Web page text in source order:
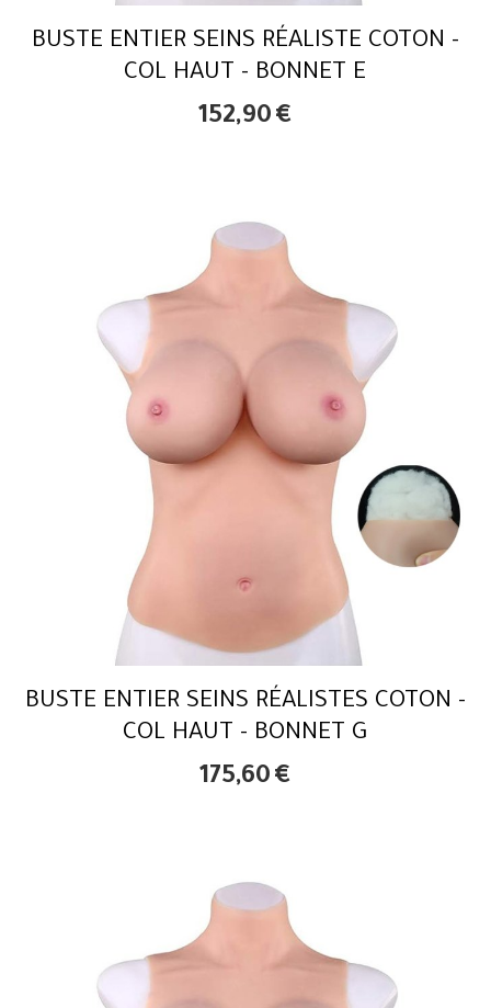
BUSTE ENTIER SEINS RÉALISTE COTON -
COL HAUT - BONNET E
152,90 €
BUSTE ENTIER SEINS RÉALISTES COTON -
COL HAUT - BONNET G
175,60 €